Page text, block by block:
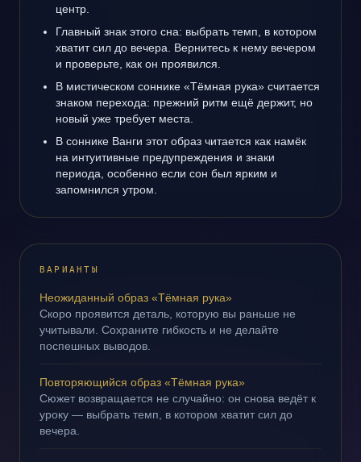
центр.
Главный знак этого сна: выбрать темп, в котором
хватит сил до вечера. Вернитесь к нему вечером
и проверьте, как он проявился.
В мистическом соннике «Тёмная рука» считается
знаком перехода: прежний ритм ещё держит, но
новый уже требует места.
В соннике Ванги этот образ читается как намёк
на интуитивные предупреждения и знаки
периода, особенно если сон был ярким и
запомнился утром.
ВАРИАНТЫ
Неожиданный образ «Тёмная рука»
Скоро проявится деталь, которую вы раньше не
учитывали. Сохраните гибкость и не делайте
поспешных выводов.
Повторяющийся образ «Тёмная рука»
Сюжет возвращается не случайно: он снова ведёт к
уроку — выбрать темп, в котором хватит сил до
вечера.